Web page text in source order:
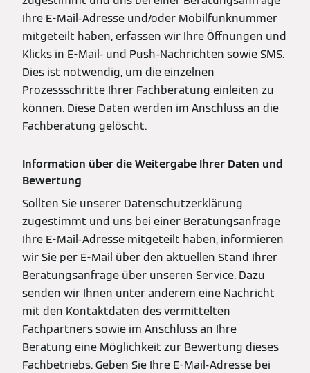
Ihre E-Mail-Adresse und/oder Mobilfunknummer
mitgeteilt haben, erfassen wir Ihre Öffnungen und
Klicks in E-Mail- und Push-Nachrichten sowie SMS.
Dies ist notwendig, um die einzelnen
Prozessschritte Ihrer Fachberatung einleiten zu
können. Diese Daten werden im Anschluss an die
Fachberatung gelöscht.
Information über die Weitergabe Ihrer Daten und
Bewertung
Sollten Sie unserer Datenschutzerklärung
zugestimmt und uns bei einer Beratungsanfrage
Ihre E-Mail-Adresse mitgeteilt haben, informieren
wir Sie per E-Mail über den aktuellen Stand Ihrer
Beratungsanfrage über unseren Service. Dazu
senden wir Ihnen unter anderem eine Nachricht
mit den Kontaktdaten des vermittelten
Fachpartners sowie im Anschluss an Ihre
Beratung eine Möglichkeit zur Bewertung dieses
Fachbetriebs. Geben Sie Ihre E-Mail-Adresse bei